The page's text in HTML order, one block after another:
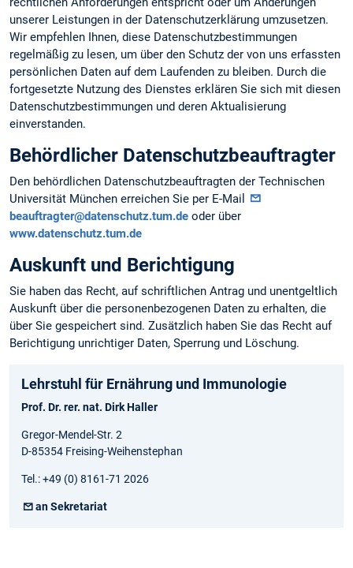
unserer Leistungen in der Datenschutzerklärung umzusetzen.
Wir empfehlen Ihnen, diese Datenschutzbestimmungen
regelmäßig zu lesen, um über den Schutz der von uns erfassten
persönlichen Daten auf dem Laufenden zu bleiben. Durch die
fortgesetzte Nutzung des Dienstes erklären Sie sich mit diesen
Datenschutzbestimmungen und deren Aktualisierung
einverstanden.
Behördlicher Datenschutzbeauftragter
Den behördlichen Datenschutzbeauftragten der Technischen
Universität München erreichen Sie per E-Mail
beauftragter@datenschutz.tum.de oder über
www.datenschutz.tum.de
Auskunft und Berichtigung
Sie haben das Recht, auf schriftlichen Antrag und unentgeltlich
Auskunft über die personen­bezogenen Daten zu erhalten, die
über Sie gespeichert sind. Zusätzlich haben Sie das Recht auf
Berichtigung unrichtiger Daten, Sperrung und Löschung.
Lehrstuhl für Ernährung und Immunologie
Prof. Dr. rer. nat. Dirk Haller
Gregor-Mendel-Str. 2
D-85354 Freising-Weihenstephan
Tel.: +49 (0) 8161-71 2026
an Sekretariat